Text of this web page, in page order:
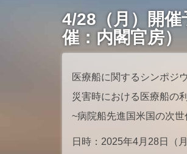
4/28（月）開
催：内閣官房）
医療船に関するシンポジ
災害時における医療船の
~病院船先進国米国の次
日時：2025年4月28日（